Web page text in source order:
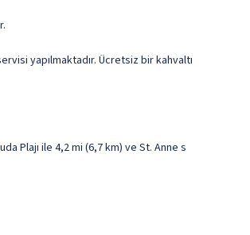
yapılmaktadır. Ücretsiz bir kahvaltı
Plajı ile 4,2 mi (6,7 km) ve St. Anne s